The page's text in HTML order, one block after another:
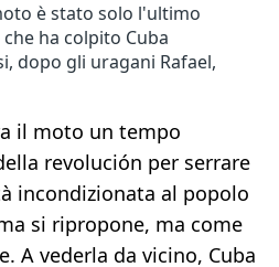
è stato solo l'ultimo
ha colpito Cuba
dopo gli uragani Rafael,
il moto un tempo
revolución per serrare
incondizionata al popolo
si ripropone, ma come
A vederla da vicino, Cuba